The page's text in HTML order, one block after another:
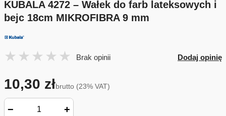
KUBALA 4272 – Wałek do farb lateksowych i
bejc 18cm MIKROFIBRA 9 mm
Brak opinii Dodaj opinię
10,30 złbrutto (23% VAT)
− +